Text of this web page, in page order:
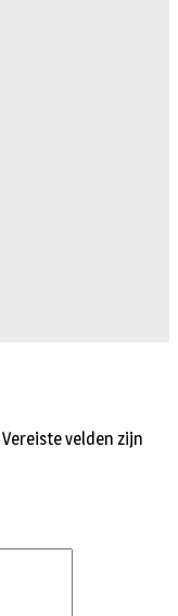
Vereiste velden zijn